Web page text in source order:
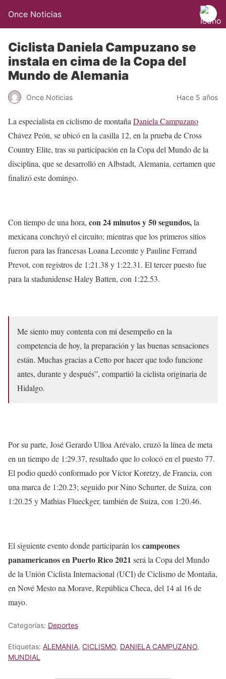
Once Noticias
Ciclista Daniela Campuzano se
instala en cima de la Copa del
Mundo de Alemania
Once Noticias Hace 5 años
La especialista en ciclismo de montaña Daniela Campuzano
Chávez Peón, se ubicó en la casilla 12, en la prueba de Cross
Country Elite, tras su participación en la Copa del Mundo de la
disciplina, que se desarrolló en Albstadt, Alemania, certamen que
finalizó este domingo.
Con tiempo de una hora, con 24 minutos y 50 segundos,la
mexicana concluyó el circuito; mientras que los primeros sitios
fueron para las francesas Loana Lecomte y Pauline Ferrand
Prevot, con registros de 1:21.38 y 1:22.31. El tercer puesto fue
para la stadunidense Haley Batten, con 1:22.53.
Me siento muy contenta con mi desempeño en la
competencia de hoy, la preparación y las buenas sensaciones
están. Muchas gracias a Cetto por hacer que todo funcione
antes, durante y después”, compartió la ciclista originaria de
Hidalgo.
Por su parte, José Gerardo Ulloa Arévalo, cruzó la línea de meta
en un tiempo de 1:29.37, resultado que lo colocó en el puesto 77.
El podio quedó conformado por Víctor Koretzy, de Francia, con
una marca de 1:20.23; seguido por Nino Schurter, de Suiza, con
1:20.25 y Mathias Flueckger, también de Suiza, con 1:20.46.
El siguiente evento donde participarán loscampeones
panamericanos en Puerto Rico 2021 será la Copa del Mundo
de la Unión Ciclista Internacional (UCI) de Ciclismo de Montaña,
en Nové Mesto na Morave, República Checa, del 14 al 16 de
mayo.
Categorías: Deportes
Etiquetas: ALEMANIA, CICLISMO, DANIELA CAMPUZANO,
MUNDIAL